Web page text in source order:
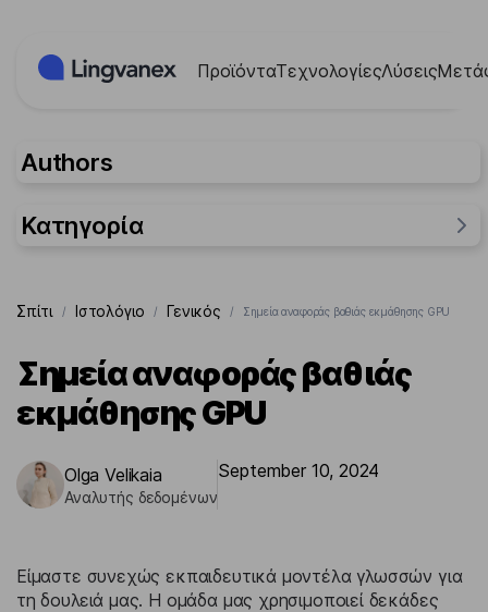
ΠροϊόνταΤεχνολογίεςΛύσεις
Authors
Κατηγορία
Ερευνήσεις
Περιπτώσεις
Σπίτι / Ιστολόγιο / Γενικός / Σημεία αναφοράς βαθιάς εκμάθησης GPU
Σημεία αναφοράς βαθιάς
εκμάθησης GPU
Olga Velikaia
Αναλυτής δεδομένων
September 10, 2024
Είμαστε συνεχώς εκπαιδευτικά μοντέλα γλωσσών για
τη δουλειά μας. Η ομάδα μας χρησιμοποιεί δεκάδες